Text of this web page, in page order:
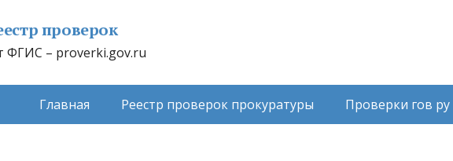
проверок
ФГИС – proverki.gov.ru
Главная Реестр проверок прокуратуры Проверки гов ру